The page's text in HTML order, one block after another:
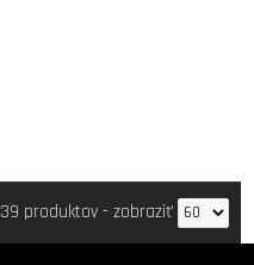
39 produktov- zobraziť